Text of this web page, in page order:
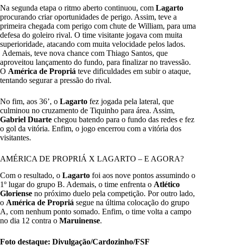
Na segunda etapa o ritmo aberto continuou, com Lagarto
procurando criar oportunidades de perigo. Assim, teve a
primeira chegada com perigo com chute de William, para uma
defesa do goleiro rival. O time visitante jogava com muita
superioridade, atacando com muita velocidade pelos lados.
Ademais, teve nova chance com Thiago Santos, que
aproveitou lançamento do fundo, para finalizar no travessão.
O América de Propriá teve dificuldades em subir o ataque,
tentando segurar a pressão do rival.
No fim, aos 36’, o Lagarto fez jogada pela lateral, que
culminou no cruzamento de Tiquinho para área. Assim,
Gabriel Duarte chegou batendo para o fundo das redes e fez
o gol da vitória. Enfim, o jogo encerrou com a vitória dos
visitantes.
AMÉRICA DE PROPRIÁ X LAGARTO – E AGORA?
Com o resultado, o Lagarto foi aos nove pontos assumindo o
1º lugar do grupo B. Ademais, o time enfrenta o Atlético
Gloriense no próximo duelo pela competição. Por outro lado,
o América de Propriá segue na última colocação do grupo
A, com nenhum ponto somado. Enfim, o time volta a campo
no dia 12 contra o Maruinense.
Foto destaque: Divulgação/Cardozinho/FSF